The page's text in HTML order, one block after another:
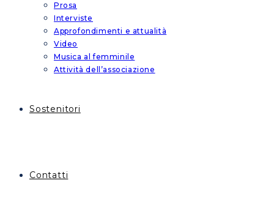
Prosa
Interviste
Approfondimenti e attualità
Video
Musica al femminile
Attività dell’associazione
Sostenitori
Contatti